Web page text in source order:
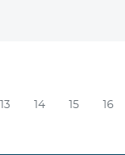
13 14 15 16